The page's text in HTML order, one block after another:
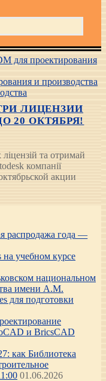
для проектирования
и производства
ЛИЦЕНЗИИ
20 ОКТЯБРЯ!
та отримай
компанії
акции
распродажа года —
на учебном курсе
национальном
имени А.М.
для подготовки
и BricsCAD
как Библиотека
01.06.2026